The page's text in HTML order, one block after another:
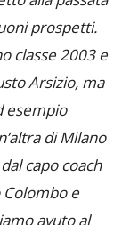
alla passata
prospetti.
classe 2003 e
Arsizio, ma
esempio
di Milano
capo coach
e